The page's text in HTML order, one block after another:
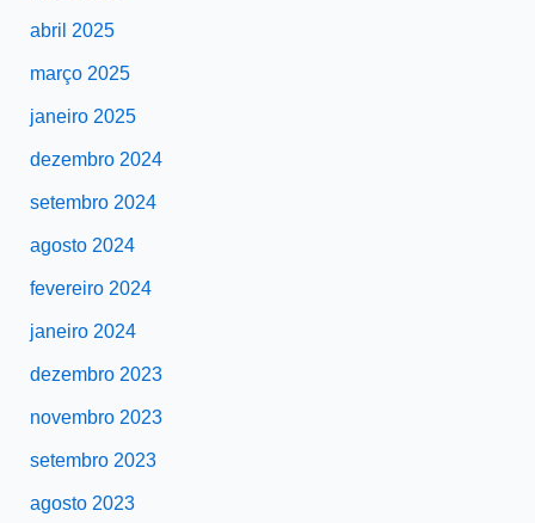
abril 2025
março 2025
janeiro 2025
dezembro 2024
setembro 2024
agosto 2024
fevereiro 2024
janeiro 2024
dezembro 2023
novembro 2023
setembro 2023
agosto 2023